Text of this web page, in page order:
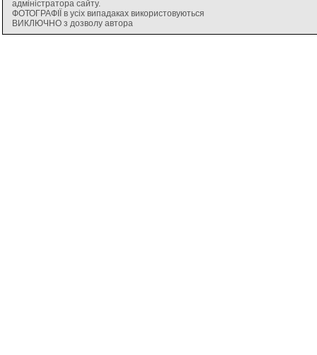
адміністратора сайту.
ФОТОГРАФІЇ в усіх випадаках використовуються
ВИКЛЮЧНО з дозволу автора